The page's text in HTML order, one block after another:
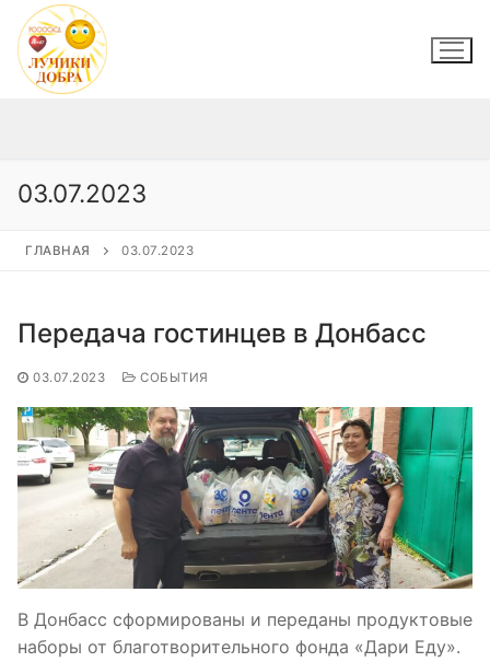
Перейти
содержимому
03.07.2023
ГЛАВНАЯ 03.07.2023
Передача гостинцев в Донбасс
03.07.2023 СОБЫТИЯ
В Донбасс сформированы и переданы продуктовые
наборы от благотворительного фонда «Дари Еду».